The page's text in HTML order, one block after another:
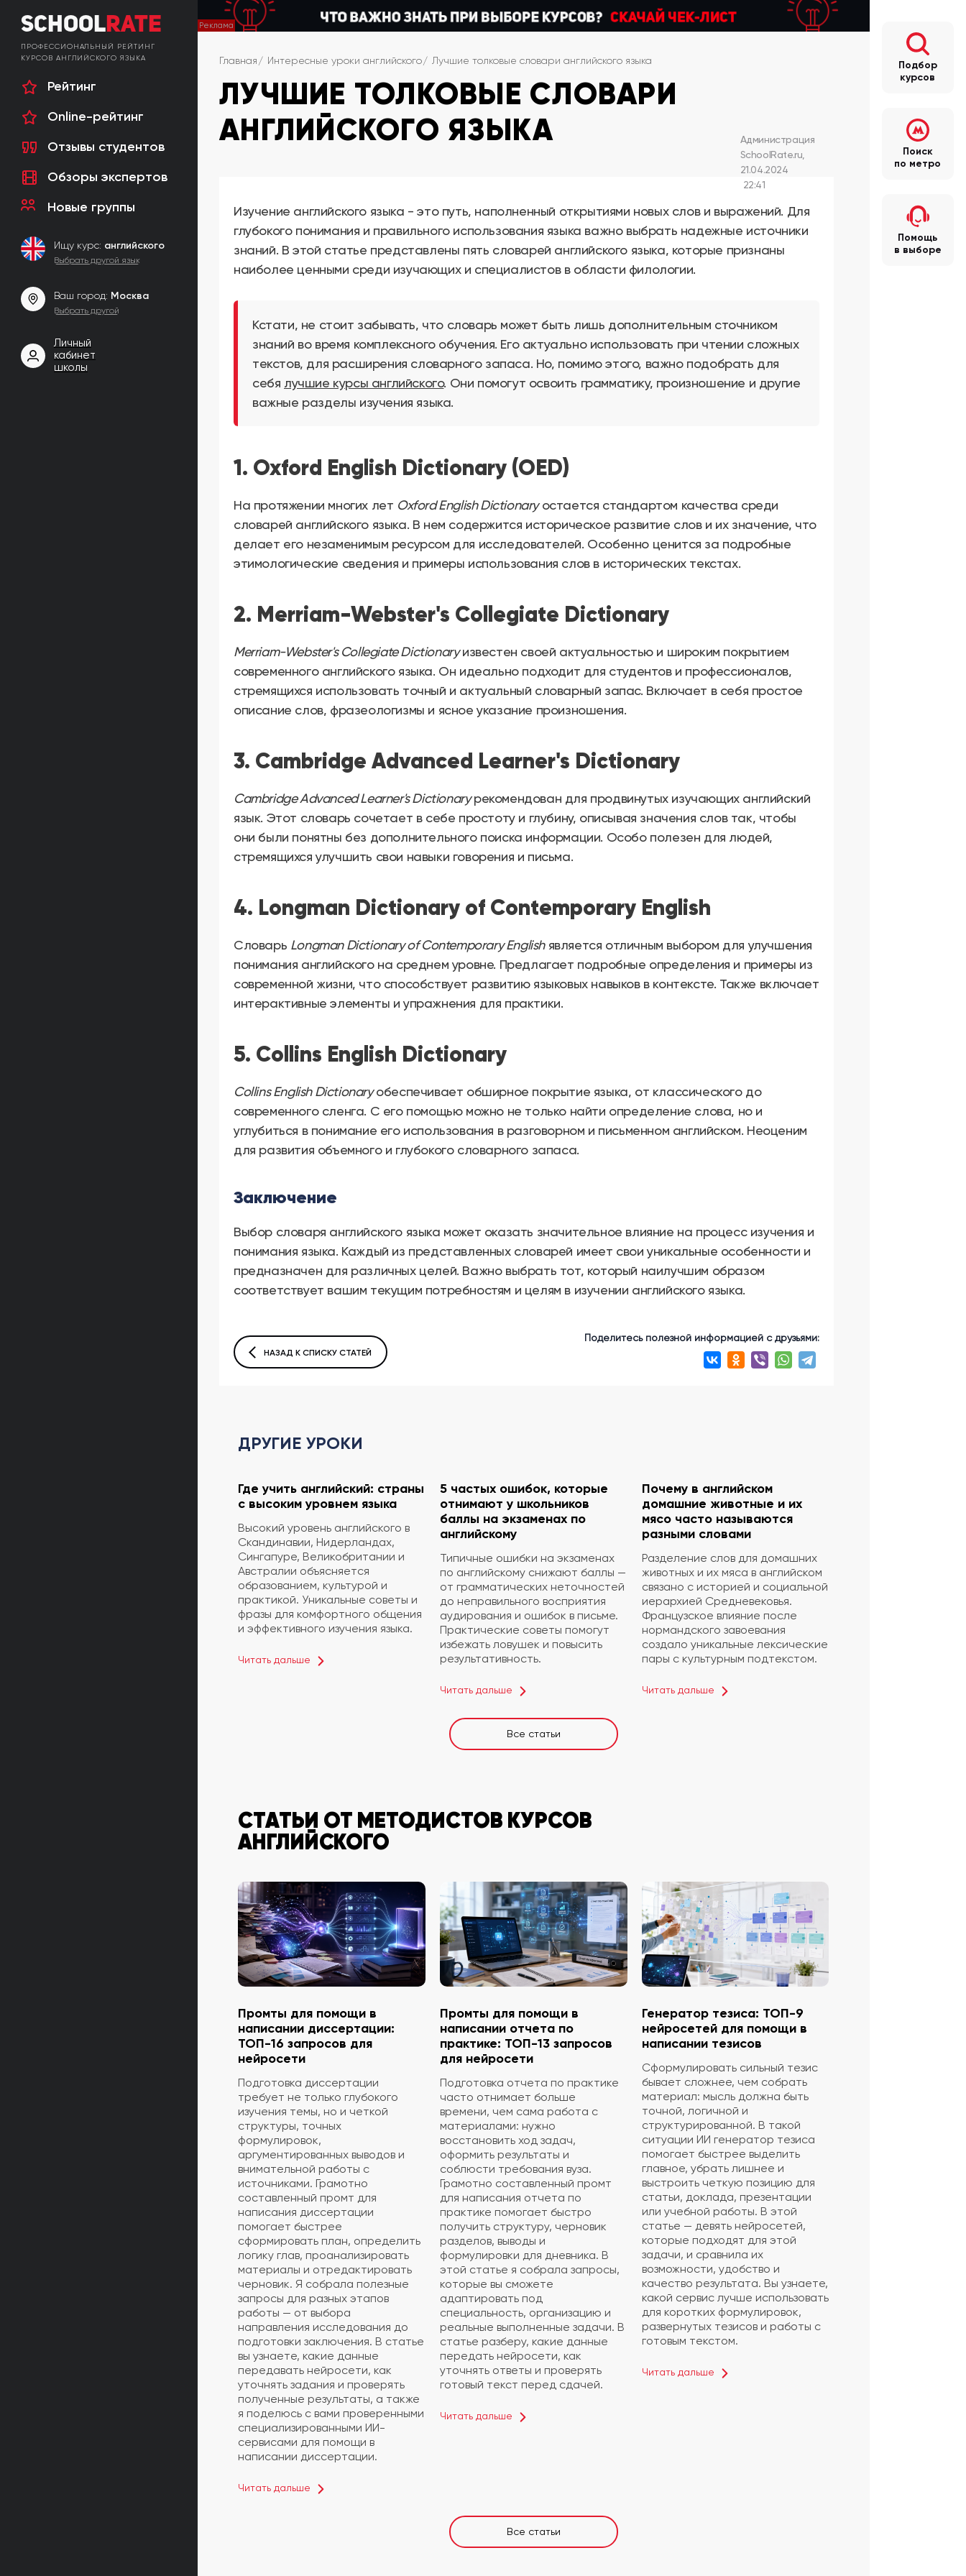
SchoolRate
ПРОФЕССИОНАЛЬНЫЙ РЕЙТИНГ
КУРСОВ АНГЛИЙСКОГО ЯЗЫКА
Рейтинг
Online-рейтинг
Отзывы студентов
Обзоры экспертов
Новые группы
Ищу курс: английского
Выбрать другой язык
Ваш город: Москва
Выбрать другой
Личный
кабинет
школы
Главная Интересные уроки английского Лучшие толковые словари английского языка
ЛУЧШИЕ ТОЛКОВЫЕ СЛОВАРИ
АНГЛИЙСКОГО ЯЗЫКА
Администрация
SchoolRate.ru
21.04.2024
22:41
Изучение английского языка - это путь, наполненный открытиями новых слов и выражений. Для
глубокого понимания и правильного использования языка важно выбрать надежные источники
знаний. В этой статье представлены пять словарей английского языка, которые признаны
наиболее ценными среди изучающих и специалистов в области филологии.
Кстати, не стоит забывать, что словарь может быть лишь дополнительным сточником
знаний во время комплексного обучения. Его актуально использовать при чтении сложных
текстов, для расширения словарного запаса. Но, помимо этого, важно подобрать для
себя лучшие курсы английского. Они помогут освоить грамматику, произношение и другие
важные разделы изучения языка.
1. Oxford English Dictionary (OED)
На протяжении многих лет Oxford English Dictionaryостается стандартом качества среди
словарей английского языка. В нем содержится историческое развитие слов и их значение, что
делает его незаменимым ресурсом для исследователей. Особенно ценится за подробные
этимологические сведения и примеры использования слов в исторических текстах.
2. Merriam-Webster's Collegiate Dictionary
Merriam-Webster's Collegiate Dictionaryизвестен своей актуальностью и широким покрытием
современного английского языка. Он идеально подходит для студентов и профессионалов,
стремящихся использовать точный и актуальный словарный запас. Включает в себя простое
описание слов, фразеологизмы и ясное указание произношения.
3. Cambridge Advanced Learner's Dictionary
Cambridge Advanced Learner's Dictionaryрекомендован для продвинутых изучающих английский
язык. Этот словарь сочетает в себе простоту и глубину, описывая значения слов так, чтобы
они были понятны без дополнительного поиска информации. Особо полезен для людей,
стремящихся улучшить свои навыки говорения и письма.
4. Longman Dictionary of Contemporary English
Словарь Longman Dictionary of Contemporary Englishявляется отличным выбором для улучшения
понимания английского на среднем уровне. Предлагает подробные определения и примеры из
современной жизни, что способствует развитию языковых навыков в контексте. Также включает
интерактивные элементы и упражнения для практики.
5. Collins English Dictionary
Collins English Dictionaryобеспечивает обширное покрытие языка, от классического до
современного сленга. С его помощью можно не только найти определение слова, но и
углубиться в понимание его использования в разговорном и письменном английском. Неоценим
для развития объемного и глубокого словарного запаса.
Заключение
Выбор словаря английского языка может оказать значительное влияние на процесс изучения и
понимания языка. Каждый из представленных словарей имеет свои уникальные особенности и
предназначен для различных целей. Важно выбрать тот, который наилучшим образом
соответствует вашим текущим потребностям и целям в изучении английского языка.
НАЗАД К СПИСКУ СТАТЕЙ
Поделитесь полезной информацией с друзьями:
ДРУГИЕ УРОКИ
Где учить английский: страны
с высоким уровнем языка
Высокий уровень английского в
Скандинавии, Нидерландах,
Сингапуре, Великобритании и
Австралии объясняется
образованием, культурой и
практикой. Уникальные советы и
фразы для комфортного общения
и эффективного изучения языка.
Читать дальше
5 частых ошибок, которые
отнимают у школьников
баллы на экзаменах по
английскому
Типичные ошибки на экзаменах
по английскому снижают баллы —
от грамматических неточностей
до неправильного восприятия
аудирования и ошибок в письме.
Практические советы помогут
избежать ловушек и повысить
результативность.
Читать дальше
Почему в английском
домашние животные и их
мясо часто называются
разными словами
Разделение слов для домашних
животных и их мяса в английском
связано с историей и социальной
иерархией Средневековья.
Французское влияние после
нормандского завоевания
создало уникальные лексические
пары с культурным подтекстом.
Читать дальше
Все статьи
СТАТЬИ ОТ МЕТОДИСТОВ КУРСОВ
АНГЛИЙСКОГО
Промты для помощи в
написании диссертации:
ТОП-16 запросов для
нейросети
Подготовка диссертации
требует не только глубокого
изучения темы, но и четкой
структуры, точных
формулировок,
аргументированных выводов и
внимательной работы с
источниками. Грамотно
составленный промт для
написания диссертации
помогает быстрее
сформировать план, определить
логику глав, проанализировать
материалы и отредактировать
черновик. Я собрала полезные
запросы для разных этапов
работы — от выбора
направления исследования до
подготовки заключения. В статье
вы узнаете, какие данные
передавать нейросети, как
уточнять задания и проверять
полученные результаты, а также
я поделюсь с вами проверенными
специализированными ИИ-
сервисами для помощи в
написании диссертации.
Читать дальше
Промты для помощи в
написании отчета по
практике: ТОП-13 запросов
для нейросети
Подготовка отчета по практике
часто отнимает больше
времени, чем сама работа с
материалами: нужно
восстановить ход задач,
оформить результаты и
соблюсти требования вуза.
Грамотно составленный промт
для написания отчета по
практике помогает быстро
получить структуру, черновик
разделов, выводы и
формулировки для дневника. В
этой статье я собрала запросы,
которые вы сможете
адаптировать под
специальность, организацию и
реальные выполненные задачи. В
статье разберу, какие данные
передать нейросети, как
уточнять ответы и проверять
готовый текст перед сдачей.
Читать дальше
Генератор тезиса: ТОП-9
нейросетей для помощи в
написании тезисов
Сформулировать сильный тезис
бывает сложнее, чем собрать
материал: мысль должна быть
точной, логичной и
структурированной. В такой
ситуации ИИ генератор тезиса
помогает быстрее выделить
главное, убрать лишнее и
выстроить четкую позицию для
статьи, доклада, презентации
или учебной работы. В этой
статье — девять нейросетей,
которые подходят для этой
задачи, и сравнила их
возможности, удобство и
качество результата. Вы узнаете,
какой сервис лучше использовать
для коротких формулировок,
развернутых тезисов и работы с
готовым текстом.
Читать дальше
Все статьи
Подбор
курсов
Поиск
по метро
Помощь
в выборе